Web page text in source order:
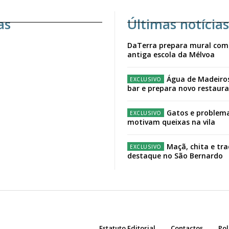
Últimas notícias
DaTerra prepara mural
antiga escola da Mélvoa
Água de
bar e prepara novo
Gatos e
motivam queixas na vila
Maçã, chita e
destaque no São Bernardo